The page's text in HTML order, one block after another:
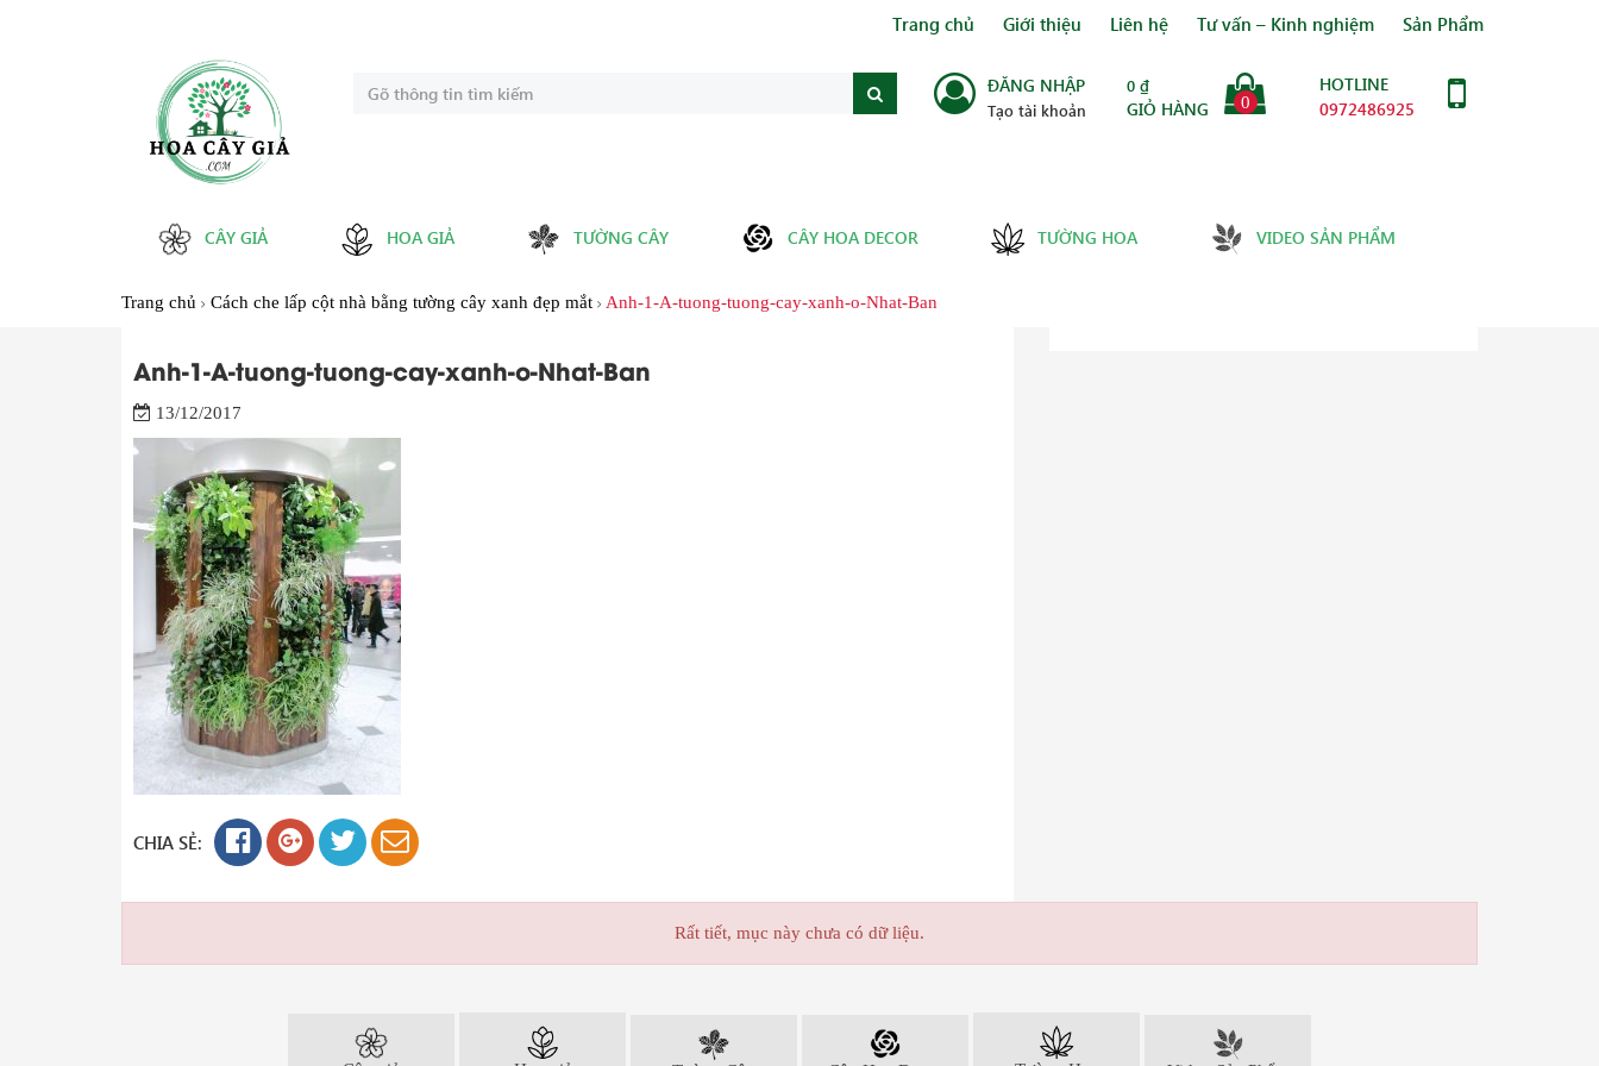
Trang chủ Giới thiệu Liên hệ Tư vấn – Kinh nghiệm Sản Phẩm
ĐĂNG NHẬP
Tạo tài khoản
0 ₫
GIỎ HÀNG 0
HOTLINE
0972486925
CÂY GIẢ HOA GIẢ TƯỜNG CÂY CÂY HOA DECOR TƯỜNG HOA VIDEO SẢN PHẨM
Trang chủ Cách che lấp cột nhà bằng tường cây xanh đẹp mắt Anh-1-A-tuong-tuong-cay-xanh-o-Nhat-Ban
Anh-1-A-tuong-tuong-cay-xanh-o-Nhat-Ban
13/12/2017
CHIA SẺ:
Rất tiết, mục này chưa có dữ liệu.